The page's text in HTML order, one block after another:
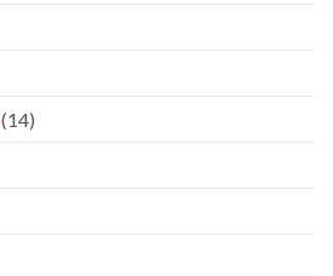
(14)